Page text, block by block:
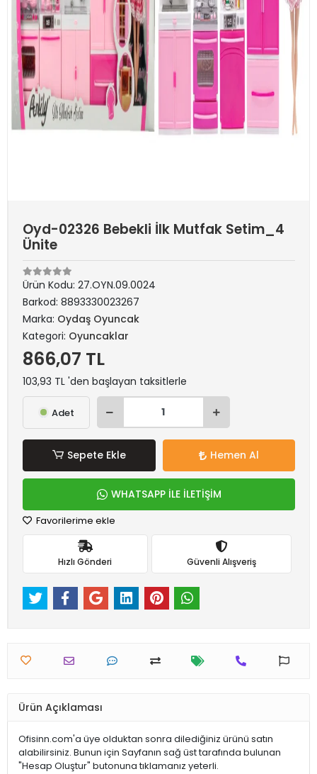
Oyd-02326 Bebekli İlk Mutfak Setim_4
Ünite
Ürün Kodu: 27.OYN.09.0024
Barkod: 8893330023267
Marka: Oydaş Oyuncak
Kategori: Oyuncaklar
866,07 TL
103,93 TL 'den başlayan taksitlerle
Adet
Sepete Ekle Hemen Al
WHATSAPP İLE İLETİŞİM
Favorilerime ekle
Hızlı Gönderi Güvenli Alışveriş
Ürün Açıklaması
Ofisinn.com'a üye olduktan sonra dilediğiniz ürünü satın
alabilirsiniz. Bunun için Sayfanın sağ üst tarafında bulunan
"Hesap Oluştur" butonuna tıklamanız yeterli.